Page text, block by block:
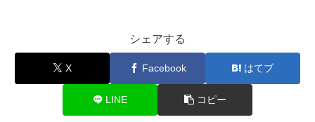
シェアする
X Facebook はてブ
LINE コピー